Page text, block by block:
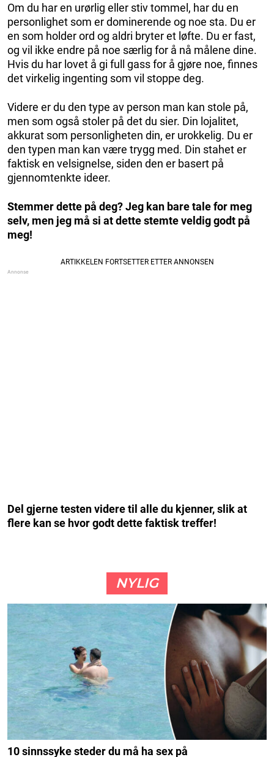
Om du har en urørlig eller stiv tommel, har du en
personlighet som er dominerende og noe sta. Du er
en som holder ord og aldri bryter et løfte. Du er fast,
og vil ikke endre på noe særlig for å nå målene dine.
Hvis du har lovet å gi full gass for å gjøre noe, finnes
det virkelig ingenting som vil stoppe deg.
Videre er du den type av person man kan stole på,
men som også stoler på det du sier. Din lojalitet,
akkurat som personligheten din, er urokkelig. Du er
den typen man kan være trygg med. Din stahet er
faktisk en velsignelse, siden den er basert på
gjennomtenkte ideer.
Stemmer dette på deg? Jeg kan bare tale for meg
selv, men jeg må si at dette stemte veldig godt på
meg!
Del gjerne testen videre til alle du kjenner, slik at
flere kan se hvor godt dette faktisk treffer!
NYLIG
10 sinnssyke steder du må ha sex på